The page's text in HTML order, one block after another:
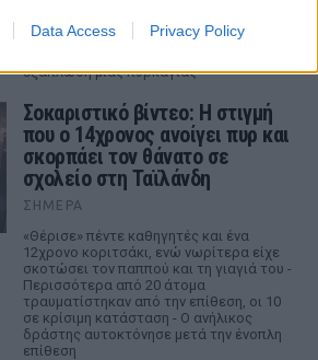
Data Access Privacy Policy
θερμοκρασίες, η ξηρασία και οι ισχυροί
άνεμοι δημιουργούν ένα περιβάλλον
εξάπλωση μιας πυρκαγιάς
Σοκαριστικό βίντεο: Η στιγμή
που ο 14χρονος ανοίγει πυρ και
σκορπάει τον θάνατο σε
σχολείο στη Ταϊλάνδη
ΣΉΜΕΡΑ
«Θέρισε» πέντε καθηγητές και ένα
12χρονο κοριτσάκι, ενώ νωρίτερα είχε
σκοτώσει τον παππού και τη γιαγιά του -
Περισσότερα από 20 άτομα
τραυματίστηκαν από την επίθεση, οι 10
σε κρίσιμη κατάσταση - Ο ανήλικος
δράστης αυτοκτόνησε μετά την ένοπλη
επίθεση